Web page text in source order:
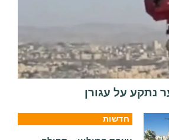
נתקע על עגורן
חדשות